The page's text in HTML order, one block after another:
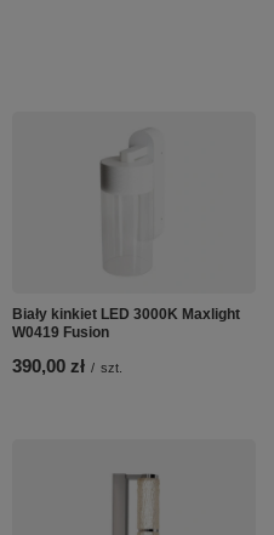
Biały kinkiet LED 3000K Maxlight
W0419 Fusion
390,00 zł / szt.